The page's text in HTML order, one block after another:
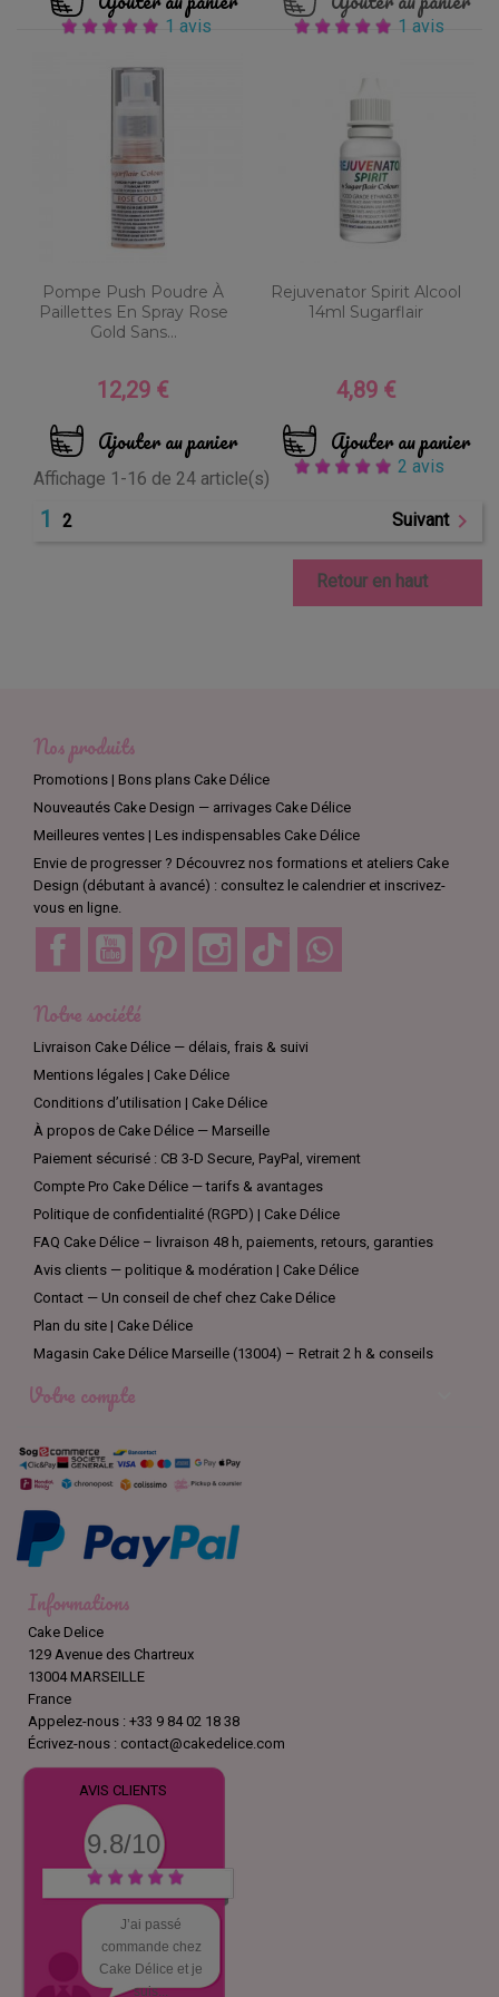
1 avis 1 avis
Pompe Push Poudre À
Paillettes En Spray Rose
Gold Sans...
Prix
12,29 €
Ajouter au panier
Rejuvenator Spirit Alcool
14ml Sugarflair
Prix
4,89 €
Ajouter au panier
2 avis
Affichage 1-16 de 24 article(s)
1 2 Suivant
Retour en haut
Nos produits
Promotions | Bons plans Cake Délice
Nouveautés Cake Design — arrivages Cake Délice
Meilleures ventes | Les indispensables Cake Délice
Envie de progresser ? Découvrez nos formations et ateliers Cake
Design (débutant à avancé) : consultez le calendrier et inscrivez-
vous en ligne.
Facebook YouTube Pinterest Instagram TikTok
Notre société
Livraison Cake Délice — délais, frais & suivi
Mentions légales | Cake Délice
Conditions d’utilisation | Cake Délice
À propos de Cake Délice — Marseille
Paiement sécurisé : CB 3-D Secure, PayPal, virement
Compte Pro Cake Délice — tarifs & avantages
Politique de confidentialité (RGPD) | Cake Délice
FAQ Cake Délice – livraison 48 h, paiements, retours, garanties
Avis clients — politique & modération | Cake Délice
Contact — Un conseil de chef chez Cake Délice
Plan du site | Cake Délice
Magasin Cake Délice Marseille (13004) – Retrait 2 h & conseils
Votre compte
Informations
Cake Delice
129 Avenue des Chartreux
13004 MARSEILLE
France
Appelez-nous : +33 9 84 02 18 38
Écrivez-nous : contact@cakedelice.com
AVIS CLIENTS
9.8/10
J’ai passé
commande chez
Cake Délice et je
suis...